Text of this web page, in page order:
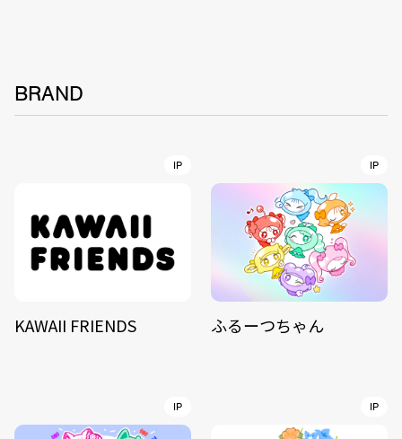
BRAND
IP
KAWAII FRIENDS
IP
ふるーつちゃん
IP IP